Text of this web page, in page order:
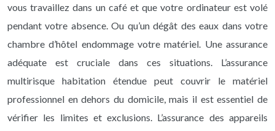
vous travaillez dans un café et que votre ordinateur est volé
pendant votre absence. Ou qu’un dégât des eaux dans votre
chambre d’hôtel endommage votre matériel. Une assurance
adéquate est cruciale dans ces situations. L’assurance
multirisque habitation étendue peut couvrir le matériel
professionnel en dehors du domicile, mais il est essentiel de
vérifier les limites et exclusions. L’assurance des appareils